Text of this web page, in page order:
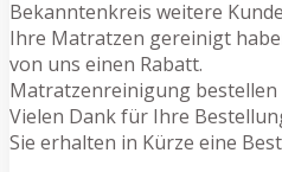
Bekanntenkreis weitere
Ihre Matratzen gereinigt
von uns einen Rabatt.
Matratzenreinigung bestellen
Vielen Dank für Ihre
Sie erhalten in Kürze eine